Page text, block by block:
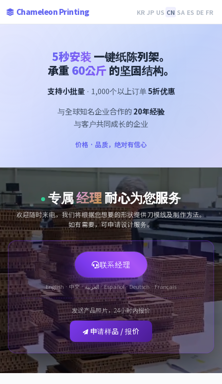
Chameleon Printing KR JP US CN SA ES DE FR
5秒安装一键纸陈列架。
承重 60公斤 的坚固结构。
支持小批量· 1,000个以上订单5折优惠
与全球知名企业合作的20年经验
与客户共同成长的企业
价格 · 品质，绝对有信心
专属经理耐心为您服务
欢迎随时来电，我们将根据您想要的形状提供刀模线及制作方法。
如有需要，可申请设计服务。
联系经理
English · 中文 · العربية · Español · Deutsch · Français
发送产品照片，24小时内报价
申请样品 / 报价